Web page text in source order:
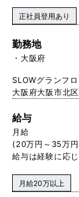
正社員登用あり
勤務地
大阪府
SLOWグランフ
大阪府大阪市北
給与
月給
(20万円～35万
給与は経験に応
月給20万以上